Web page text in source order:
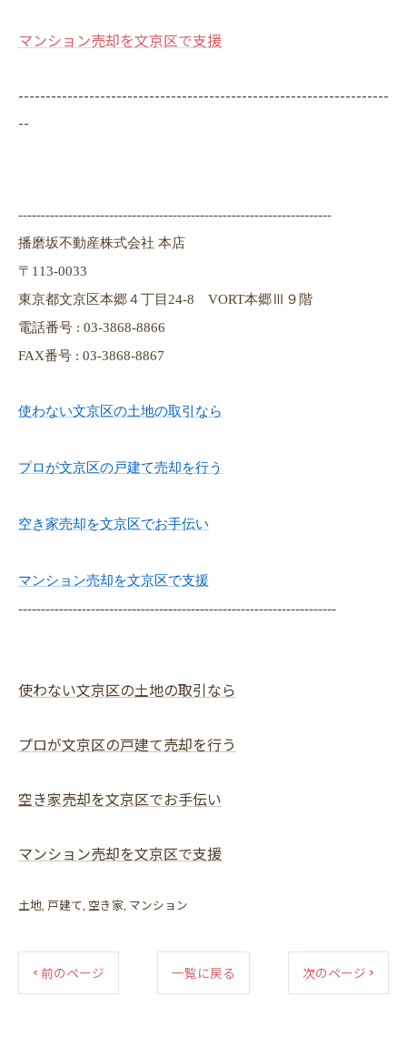
マンション売却を文京区で支援
--------------------------------------------------------------------
--
---------------------------------------------------------------------
播磨坂不動産株式会社 本店
〒113-0033
東京都文京区本郷４丁目24-8 VORT本郷Ⅲ９階
電話番号 : 03-3868-8866
FAX番号 : 03-3868-8867
使わない文京区の土地の取引なら
プロが文京区の戸建て売却を行う
空き家売却を文京区でお手伝い
マンション売却を文京区で支援
----------------------------------------------------------------------
使わない文京区の土地の取引なら
プロが文京区の戸建て売却を行う
空き家売却を文京区でお手伝い
マンション売却を文京区で支援
土地 戸建て 空き家 マンション
< 前のページ 一覧に戻る 次のページ >